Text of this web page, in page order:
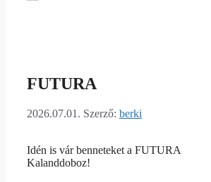
FUTURA
2026.07.01. Szerző: berki
Idén is vár benneteket a FUTURA
Kalanddoboz!